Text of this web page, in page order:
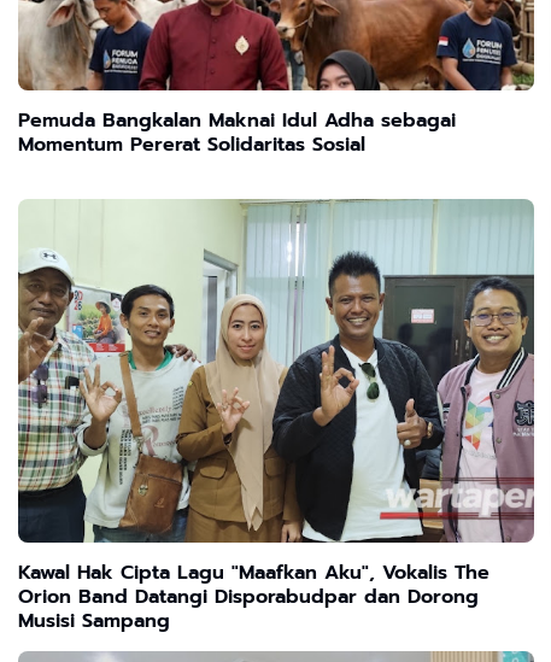
Pemuda Bangkalan Maknai Idul Adha sebagai
Momentum Pererat Solidaritas Sosial
Kawal Hak Cipta Lagu "Maafkan Aku", Vokalis The
Orion Band Datangi Disporabudpar dan Dorong
Musisi Sampang